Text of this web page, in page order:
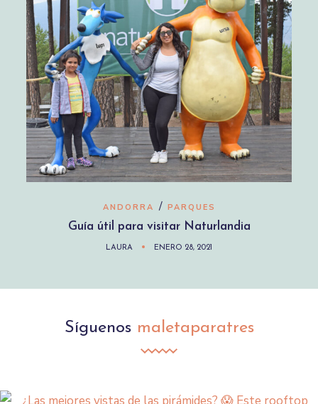
ANDORRA / PARQUES
Guía útil para visitar Naturlandia
LAURA ENERO 28, 2021
Síguenos maletaparatres